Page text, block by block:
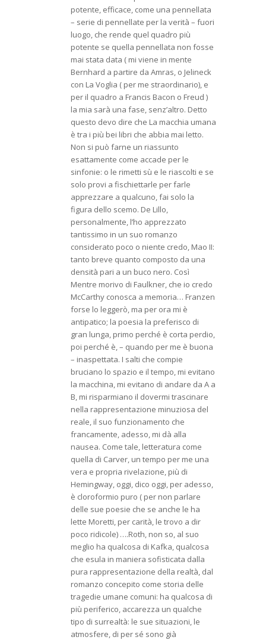
potente, efficace, come una pennellata
– serie di pennellate per la verità – fuori
luogo, che rende quel quadro più
potente se quella pennellata non fosse
mai stata data ( mi viene in mente
Bernhard a partire da Amras, o Jelineck
con La Voglia ( per me straordinario), e
per il quadro a Francis Bacon o Freud )
la mia sarà una fase, senz’altro. Detto
questo devo dire che La macchia umana
è tra i più bei libri che abbia mai letto.
Non si può farne un riassunto
esattamente come accade per le
sinfonie: o le rimetti sù e le riascolti e se
solo provi a fischiettarle per farle
apprezzare a qualcuno, fai solo la
figura dello scemo. De Lillo,
personalmente, l’ho apprezzato
tantissimo in un suo romanzo
considerato poco o niente credo, Mao II:
tanto breve quanto composto da una
densità pari a un buco nero. Così
Mentre morivo di Faulkner, che io credo
McCarthy conosca a memoria… Franzen
forse lo leggerò, ma per ora mi è
antipatico; la poesia la preferisco di
gran lunga, primo perché è corta perdio,
poi perché è, – quando per me è buona
– inaspettata. I salti che compie
bruciano lo spazio e il tempo, mi evitano
la macchina, mi evitano di andare da A a
B, mi risparmiano il dovermi trascinare
nella rappresentazione minuziosa del
reale, il suo funzionamento che
francamente, adesso, mi dà alla
nausea. Come tale, letteratura come
quella di Carver, un tempo per me una
vera e propria rivelazione, più di
Hemingway, oggi, dico oggi, per adesso,
è cloroformio puro ( per non parlare
delle sue poesie che se anche le ha
lette Moretti, per carità, le trovo a dir
poco ridicole) ….Roth, non so, al suo
meglio ha qualcosa di Kafka, qualcosa
che esula in maniera sofisticata dalla
pura rappresentazione della realtà, dal
romanzo concepito come storia delle
tragedie umane comuni: ha qualcosa di
più periferico, accarezza un qualche
tipo di surrealtà: le sue situazioni, le
atmosfere, di per sé sono già